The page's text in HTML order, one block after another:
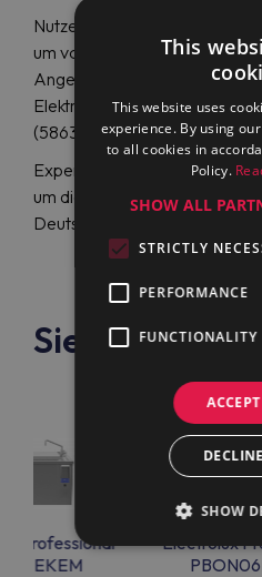
Nutzen Sie die Unterstützung
um von den neuesten
Angeboten zu profitieren und
Elektrokochtopf Electrolux
(586309) zu einem fairen
Experten an 200 Standorten
um die Uhr hochwertigen
Deutsch.
Siehe auch
Professional
Electrolux
This
This website uses
experience. By using
to all cookies in
Policy.
SHOW ALL
STRICTLY
PERFORMANCE
FUNCTIONALITY
SHOW